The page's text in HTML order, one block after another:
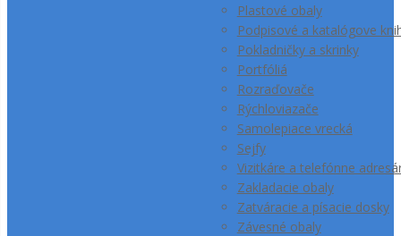
Plastové obaly
Podpisové a katalógove
Pokladničky a skrinky
Portfóliá
Rozraďovače
Rýchloviazače
Samolepiace vrecká
Sejfy
Vizitkáre a telefónne
Zakladacie obaly
Zatváracie a písacie dosky
Závesné obaly